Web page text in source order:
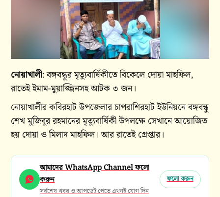
নোয়াখালী: বঙ্গবন্ধুর মৃত্যুবার্ষিকীতে বিকেলে দোয়া মাহফিল,
রাতেই ইমাম-মুয়াজ্জিনসহ আটক ৩ জন।
নোয়াখালীর কবিরহাট উপজেলার চাপরাশিরহাট ইউনিয়নে বঙ্গবন্ধু
শেখ মুজিবুর রহমানের মৃত্যুবার্ষিকী উপলক্ষে সেখানে আয়োজিত
হয় দোয়া ও মিলাদ মাহফিল। আর রাতেই গ্রেপ্তার।
আমাদের WhatsApp Channel ফলো
করুন
সর্বশেষ খবর ও আপডেট পেতে এখনই যোগ দিন
ফলো করুন